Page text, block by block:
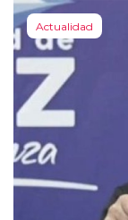
Actualidad